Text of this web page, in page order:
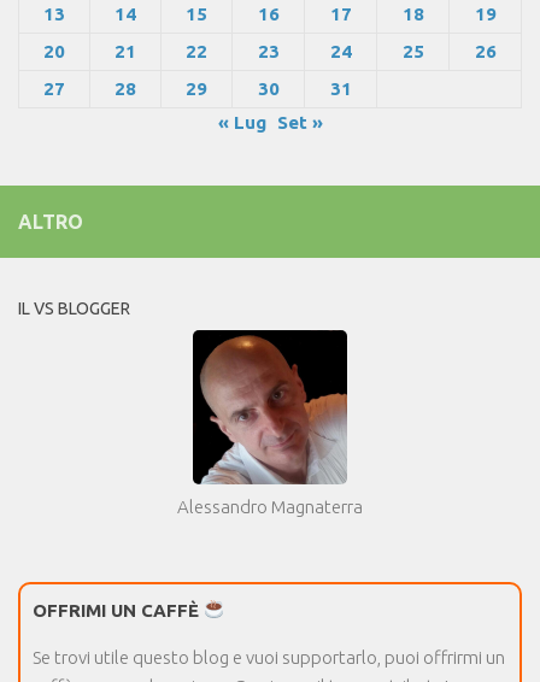
13
14 15 16 17 18
19
20
21 22 23 24 25
26
27
28 29 30
31
« Lug
Set »
ALTRO
IL VS BLOGGER
Alessandro Magnaterra
OFFRIMI UN CAFFÈ
Se trovi utile questo blog e vuoi supportarlo, puoi offrirmi un